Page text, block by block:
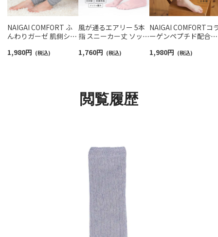
NAIGAI COMFORT ふ
んわりガーゼ 肌側シル
ームウォーマー 日本製
1,980円 (税込)
風が通るエアリー 5本
指 スニーカー丈 ソック
抗菌防臭 NAIGAI
1,760円 (税込)
NAIGAI COMFORTコ
ーゲンペプチド配合
ク混 レッグウォーマ
1,980円 (税込)
閲覧履歴